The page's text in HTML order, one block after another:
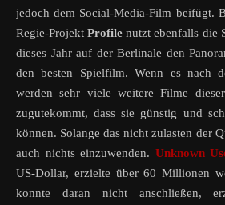
jedoch dem Social-Media-Film beifügt.
Regie-ProjektProfile nutzt ebenfalls die
dieses Jahr auf der Berlinale den
den besten Spielfilm. Wenn es nach
werden sehr viele weitere Filme
zugutekommt, dass sie günstig und
können. Solange das nicht zulasten der
auch nichts einzuwenden. Unknown
US-Dollar, erzielte über 60 Millionen
konnte daran nicht anschließen,